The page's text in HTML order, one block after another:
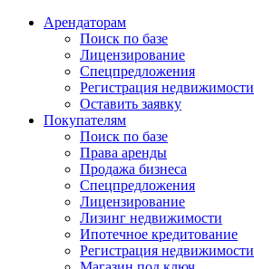
Арендаторам
Поиск по базе
Лицензирование
Спецпредложения
Регистрация недвижимости
Оставить заявку
Покупателям
Поиск по базе
Права аренды
Продажа бизнеса
Спецпредложения
Лицензирование
Лизинг недвижимости
Ипотечное кредитование
Регистрация недвижимости